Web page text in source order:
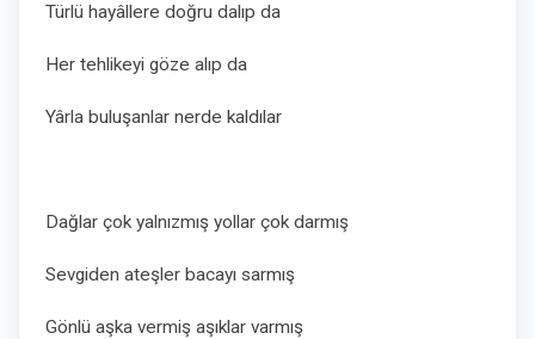
Türlü hayâllere doğru dalıp da
Her tehlikeyi göze alıp da
Yârla buluşanlar nerde kaldılar
Dağlar çok yalnızmış yollar çok darmış
Sevgiden ateşler bacayı sarmış
Gönlü aşka vermiş aşıklar varmış